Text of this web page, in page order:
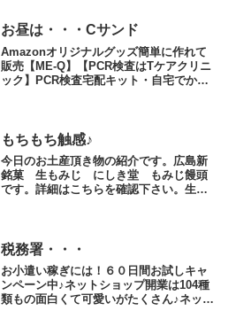
クチン接種抗体の特徴...
お昼は・・・Cサンド
Amazonオリジナルグッズ簡単に作れて
販売【ME-Q】【PCR検査はTケアクリニ
ック】PCR検査宅配キット・自宅でかん
間お試しキ...
もちもち触感♪
今日のお土産頂き物の紹介です。広島新
銘菓 生もみじ にしき堂 もみじ饅頭
です。詳細はこちらを確認下さい。生も
価格:...
税務署・・・
お小遣い稼ぎには！６０日間お試しキャ
ンペーン中♪ネットショップ開業は104種
類もの面白くて可愛いがたくさん♪ネット